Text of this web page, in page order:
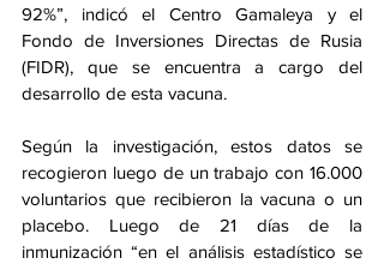
92%”, indicó el Centro Gamaleya y el
Fondo de Inversiones Directas de Rusia
(FIDR), que se encuentra a cargo del
desarrollo de esta vacuna.
Según la investigación, estos datos se
recogieron luego de un trabajo con 16.000
voluntarios que recibieron la vacuna o un
placebo. Luego de 21 días de la
inmunización “en el análisis estadístico se